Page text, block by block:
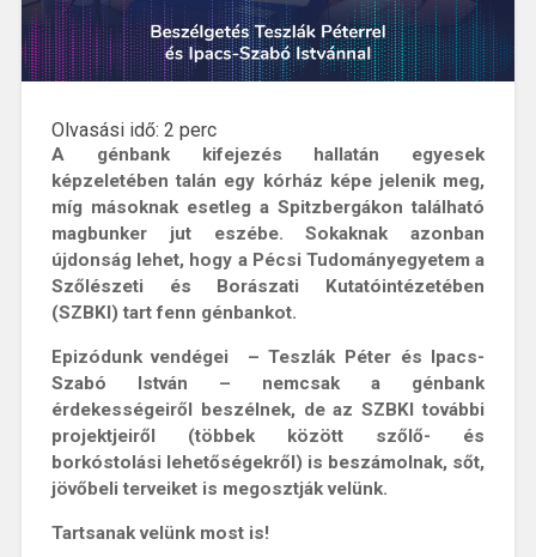
Olvasási idő: 2 perc
A génbank kifejezés hallatán egyesek
képzeletében talán egy kórház képe jelenik meg,
míg másoknak esetleg a Spitzbergákon található
magbunker jut eszébe. Sokaknak azonban
újdonság lehet, hogy a Pécsi Tudományegyetem a
Szőlészeti és Borászati Kutatóintézetében
(SZBKI) tart fenn génbankot.
Epizódunk vendégei – Teszlák Péter és Ipacs-
Szabó István – nemcsak a génbank
érdekességeiről beszélnek, de az SZBKI további
projektjeiről (többek között szőlő- és
borkóstolási lehetőségekről) is beszámolnak, sőt,
jövőbeli terveiket is megosztják velünk.
Tartsanak velünk most is!